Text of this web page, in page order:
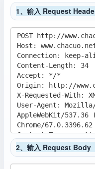
1、输入 Request
2、输入 Request Body